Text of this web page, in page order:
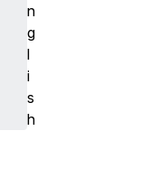
n
g
l
i
s
h